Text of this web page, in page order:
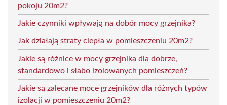
pokoju 20m2?
Jakie czynniki wpływają na dobór mocy grzejnika?
Jak działają straty ciepła w pomieszczeniu 20m2?
Jakie są różnice w mocy grzejnika dla dobrze,
standardowo i słabo izolowanych pomieszczeń?
Jakie są zalecane moce grzejników dla różnych typów
izolacji w pomieszczeniu 20m2?